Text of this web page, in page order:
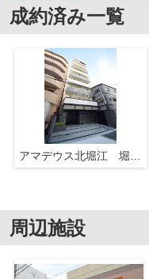
成約済み一覧
周辺施設